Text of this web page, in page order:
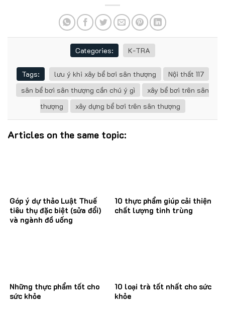
Categories: K-TRA
Tags: lưu ý khi xây bể bơi sân thượng
Nội thất 117
sân bể bơi sân thượng cần chú ý gì
xây bể bơi trên sân
thượng
xây dựng bể bơi trên sân thượng
Articles on the same topic:
Góp ý dự thảo Luật Thuế
tiêu thụ đặc biệt (sửa đổi)
và ngành đồ uống
10 thực phẩm giúp cải thiện
chất lượng tinh trùng
Những thực phẩm tốt cho
sức khỏe
10 loại trà tốt nhất cho sức
khỏe